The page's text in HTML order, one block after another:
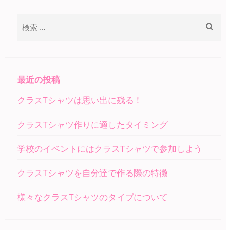
最近の投稿
クラスTシャツは思い出に残る！
クラスTシャツ作りに適したタイミング
学校のイベントにはクラスTシャツで参加しよう
クラスTシャツを自分達で作る際の特徴
様々なクラスTシャツのタイプについて